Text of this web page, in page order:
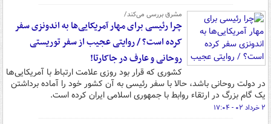
مشرق بررسی می‌کند/
چرا رئیسی برای مهار آمریکایی‌ها به اندونزی سفر
کرده است؟ / روایتی عجیب از سفر توریستی
روحانی و عارف در جاکارتا!
کشوری که قرار بود روزی علامت ارتباط با آمریکایی‌ها
در دولت روحانی باشد، حالا با سفر رئیسی به آن کشور خود را آماده برداشتن
یک گام بزرگ در ارتقاء روابط با جمهوری اسلامی ایران کرده است.
۲ خرداد ۰۲ - ۱۷:۰۴